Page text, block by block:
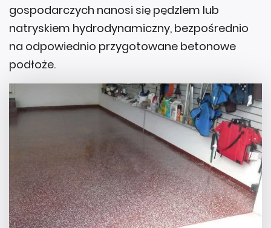
gospodarczych nanosi się pędzlem lub
natryskiem hydrodynamiczny, bezpośrednio
na odpowiednio przygotowane betonowe
podłoże.